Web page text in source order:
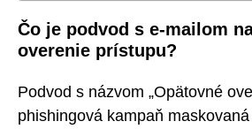
Čo je podvod s e-mailom
overenie prístupu?
Podvod s názvom „Opätovné
phishingová kampaň